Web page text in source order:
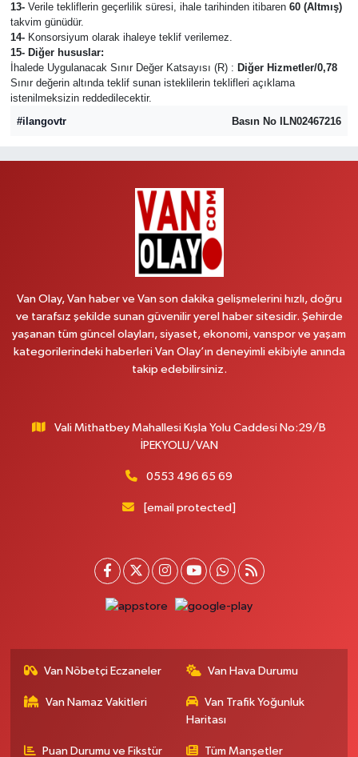
13-Verile tekliflerin geçerlilik süresi, ihale tarihinden itibaren 60 (Altmış)
takvim günüdür.
14-Konsorsiyum olarak ihaleye teklif verilemez.
15- Diğer hususlar:
İhalede Uygulanacak Sınır Değer Katsayısı (R) : Diğer Hizmetler/0,78
Sınır değerin altında teklif sunan isteklilerin teklifleri açıklama
istenilmeksizin reddedilecektir.
#ilangovtr
Basın No ILN02467216
Van Olay, Van haber ve Van son dakika gelişmelerini hızlı, doğru
ve tarafsız şekilde sunan güvenilir yerel haber sitesidir. Şehirde
yaşanan tüm güncel olayları, siyaset, ekonomi, vanspor ve yaşam
kategorilerindeki haberleri Van Olay’ın deneyimli ekibiyle anında
takip edebilirsiniz.
Vali Mithatbey Mahallesi Kışla Yolu Caddesi No:29/B
İPEKYOLU/VAN
0553 496 65 69
[email protected]
Van Nöbetçi Eczaneler Van Hava Durumu
Van Namaz Vakitleri
Van Trafik Yoğunluk
Haritası
Puan Durumu ve Fikstür Tüm Manşetler